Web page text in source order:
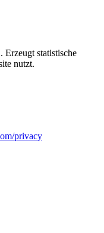
statistische
nutzt.
privacy